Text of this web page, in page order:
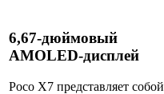
6,67-дюймовый
AMOLED-дисплей
Poco X7 представляет собой